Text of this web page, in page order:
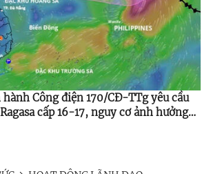
Công điện 170/CĐ-TTg yêu cầu
cấp 16-17, nguy cơ ảnh hưởng